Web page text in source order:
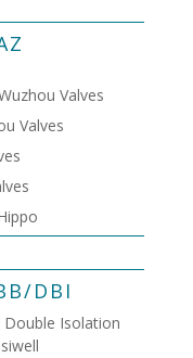
Valves
Valves
DBI
Isolation